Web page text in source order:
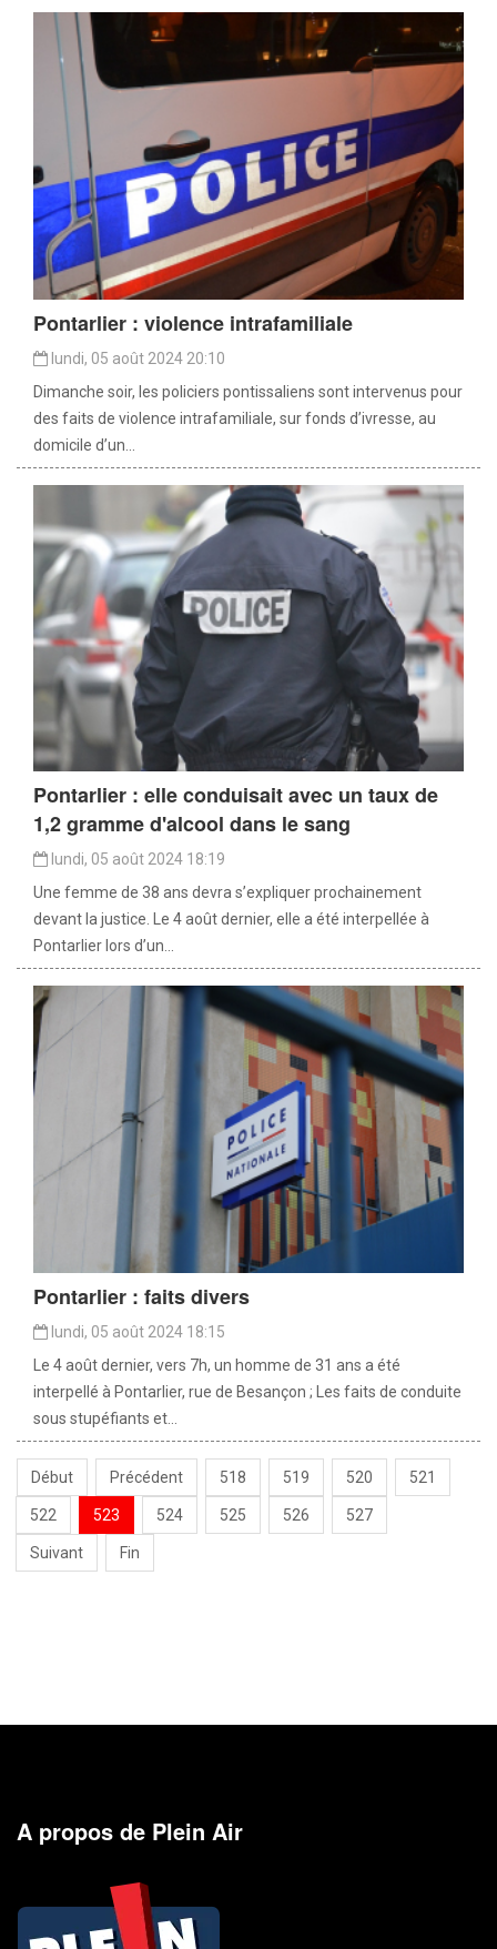
Pontarlier : violence intrafamiliale
lundi, 05 août 2024 20:10
Dimanche soir, les policiers pontissaliens sont intervenus pour
des faits de violence intrafamiliale, sur fonds d’ivresse, au
domicile d’un...
Pontarlier : elle conduisait avec un taux de
1,2 gramme d'alcool dans le sang
lundi, 05 août 2024 18:19
Une femme de 38 ans devra s’expliquer prochainement
devant la justice. Le 4 août dernier, elle a été interpellée à
Pontarlier lors d’un...
Pontarlier : faits divers
lundi, 05 août 2024 18:15
Le 4 août dernier, vers 7h, un homme de 31 ans a été
interpellé à Pontarlier, rue de Besançon ; Les faits de conduite
sous stupéfiants et...
Début Précédent 518 519 520 521
522 523 524 525 526 527
Suivant Fin
A propos de Plein Air